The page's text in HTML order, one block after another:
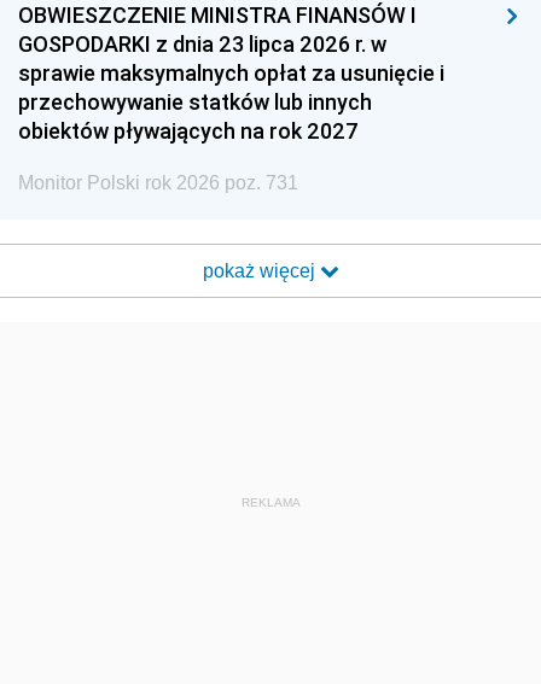
OBWIESZCZENIE MINISTRA FINANSÓW I
GOSPODARKI z dnia 23 lipca 2026 r. w
sprawie maksymalnych opłat za usunięcie i
przechowywanie statków lub innych
obiektów pływających na rok 2027
Monitor Polski rok 2026 poz. 731
pokaż więcej
REKLAMA